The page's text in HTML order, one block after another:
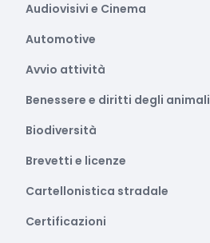
Audiovisivi e Cinema
Automotive
Avvio attività
Benessere e diritti degli animali
Biodiversità
Brevetti e licenze
Cartellonistica stradale
Certificazioni